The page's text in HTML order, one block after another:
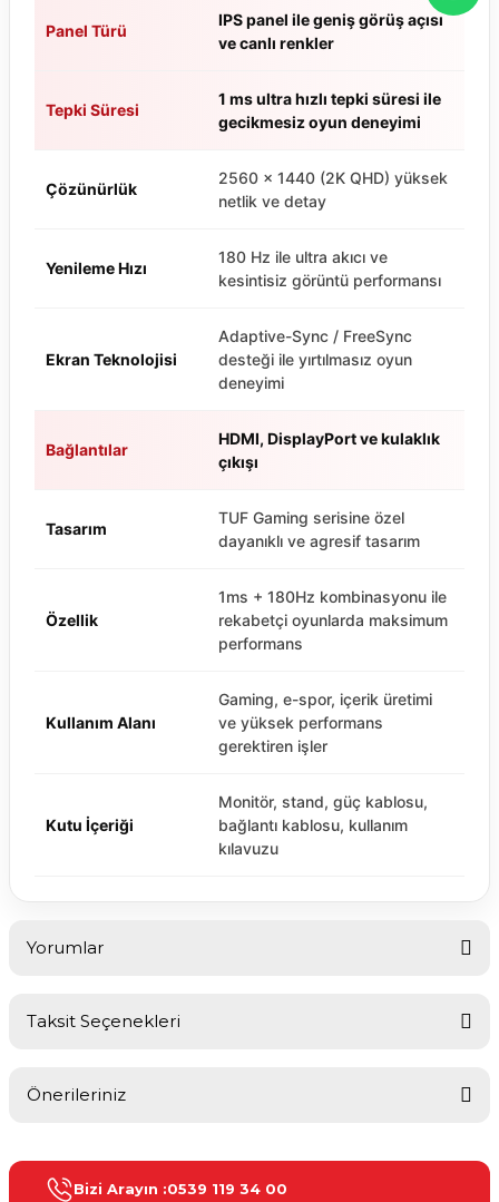
Panel Türü
IPS panel ile geniş görüş açısı
ve canlı renkler
Tepki Süresi
1 ms ultra hızlı tepki süresi ile
gecikmesiz oyun deneyimi
Çözünürlük
2560 × 1440 (2K QHD) yüksek
netlik ve detay
Yenileme Hızı
180 Hz ile ultra akıcı ve
kesintisiz görüntü performansı
Ekran Teknolojisi
Adaptive-Sync / FreeSync
desteği ile yırtılmasız oyun
deneyimi
Bağlantılar
HDMI, DisplayPort ve kulaklık
çıkışı
Tasarım
TUF Gaming serisine özel
dayanıklı ve agresif tasarım
Özellik
1ms + 180Hz kombinasyonu ile
rekabetçi oyunlarda maksimum
performans
Kullanım Alanı
Gaming, e-spor, içerik üretimi
ve yüksek performans
gerektiren işler
Kutu İçeriği
Monitör, stand, güç kablosu,
bağlantı kablosu, kullanım
kılavuzu
Yorumlar
Taksit Seçenekleri
Önerileriniz
konularda yetersiz gördüğünüz noktaları öneri formunu kullanarak
tarafımıza iletebilirsiniz.
Bizi Arayın :0539 119 34 00